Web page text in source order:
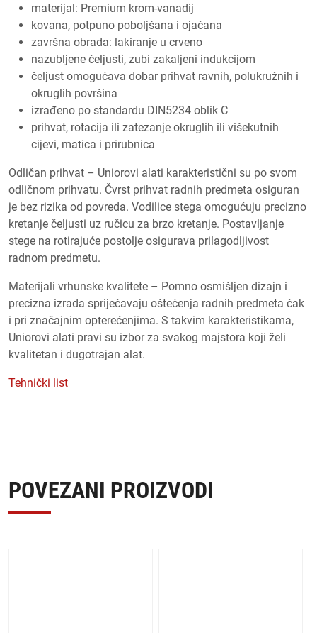
materijal: Premium krom-vanadij
kovana, potpuno poboljšana i ojačana
završna obrada: lakiranje u crveno
nazubljene čeljusti, zubi zakaljeni indukcijom
čeljust omogućava dobar prihvat ravnih, polukružnih i
okruglih površina
izrađeno po standardu DIN5234 oblik C
prihvat, rotacija ili zatezanje okruglih ili višekutnih
cijevi, matica i prirubnica
Odličan prihvat – Uniorovi alati karakteristični su po svom
odličnom prihvatu. Čvrst prihvat radnih predmeta osiguran
je bez rizika od povreda. Vodilice stega omogućuju precizno
kretanje čeljusti uz ručicu za brzo kretanje. Postavljanje
stege na rotirajuće postolje osigurava prilagodljivost
radnom predmetu.
Materijali vrhunske kvalitete – Pomno osmišljen dizajn i
precizna izrada spriječavaju oštećenja radnih predmeta čak
i pri značajnim opterećenjima. S takvim karakteristikama,
Uniorovi alati pravi su izbor za svakog majstora koji želi
kvalitetan i dugotrajan alat.
Tehnički list
POVEZANI PROIZVODI